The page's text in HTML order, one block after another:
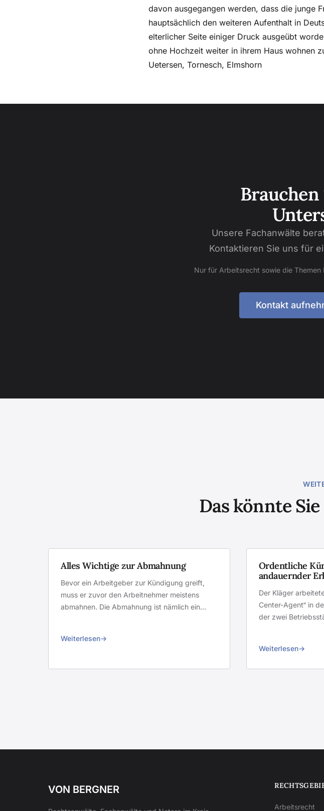
davon ausgegangen werden, dass die junge
hauptsächlich den weiteren Aufenthalt in
elterlicher Seite einiger Druck ausgeübt
ohne Hochzeit weiter in ihrem Haus wohnen
Uetersen, Tornesch, Elmshorn
Unsere Fachanwälte
Kontaktieren Sie uns für
Nur für Arbeitsrecht sowie die
Kontakt
Das könnte
Alles Wichtige zur Abmahnung
Bevor ein Arbeitgeber zur Kündigung greift,
muss er zuvor den Arbeitnehmer meistens
abmahnen. Die Abmahnung ist nämlich ein…
Weiterlesen
Ordentliche
andauernder
Der Kläger
Center-Agent“ in
der zwei
Weiterlesen
VON BERGNER
Arbeitsrecht